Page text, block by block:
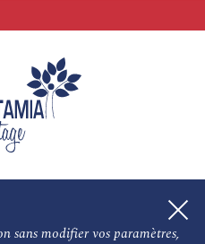
sans modifier vos paramètres,